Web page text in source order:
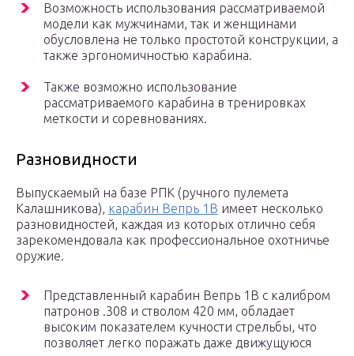
Возможность использования рассматриваемой
модели как мужчинами, так и женщинами
обусловлена не только простотой конструкции, а
также эргономичностью карабина.
Также возможно использование
рассматриваемого карабина в тренировках
меткости и соревнованиях.
Разновидности
Выпускаемый на базе РПК (ручного пулемета
Калашникова), карабин Вепрь 1В имеет несколько
разновидностей, каждая из которых отлично себя
зарекомендовала как профессиональное охотничье
оружие.
Представленный карабин Вепрь 1В с калибром
патронов .308 и стволом 420 мм, обладает
высоким показателем кучности стрельбы, что
позволяет легко поражать даже движущуюся